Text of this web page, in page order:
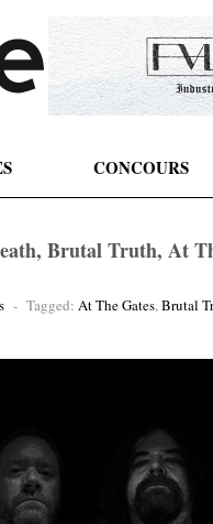
CONCOURS
Brutal Truth, At
- Tagged: At The Gates,Brutal